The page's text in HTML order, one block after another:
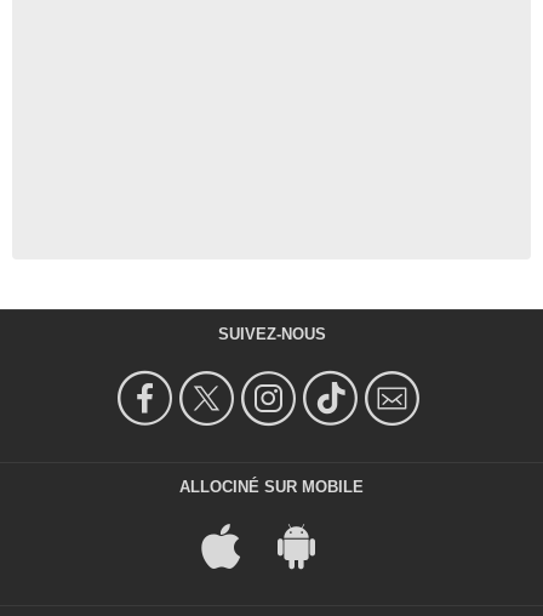
SUIVEZ-NOUS
ALLOCINÉ SUR MOBILE